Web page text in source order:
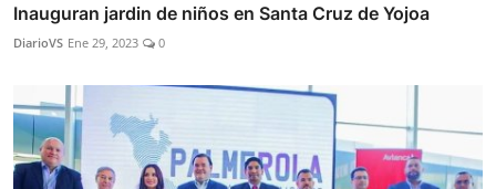
Inauguran jardin de niños en Santa Cruz de Yojoa
DiarioVS Ene 29, 2023 0